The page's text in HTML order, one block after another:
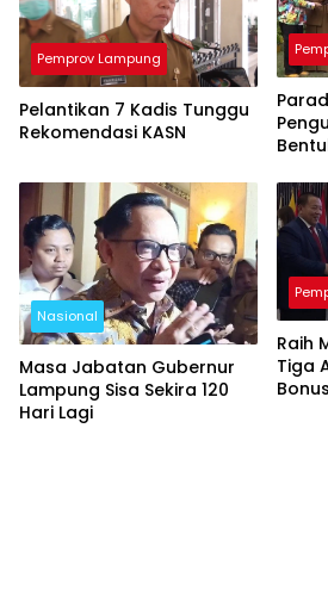
Pemprov Lampung
Pelantikan 7 Kadis Tunggu
Rekomendasi KASN
Nasional
Masa Jabatan Gubernur
Lampung Sisa Sekira 120
Hari Lagi
Raih
Tiga
Bonus